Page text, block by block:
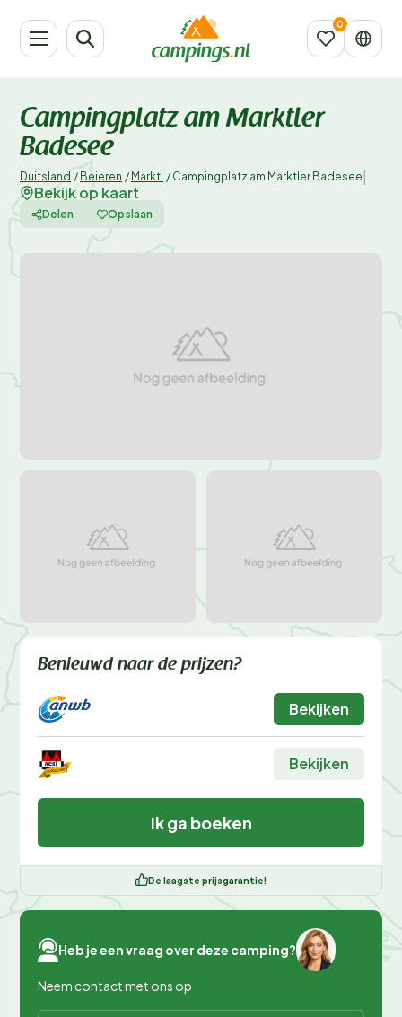
Campingplatz am Marktler
Badesee
Duitsland / Beieren / Marktl / Campingplatz am Marktler Badesee
Bekijk op kaart
Delen Opslaan
Benieuwd naar de prijzen?
Bekijken
Bekijken
Ik ga boeken
De laagste prijsgarantie!
Heb je een vraag over deze camping?
Neem contact met ons op